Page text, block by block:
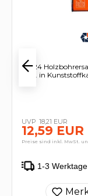
WS24
8tlg. in
18,21 EUR
12,59 EUR
Preise sind inkl. MwSt.
1-3 Werktage